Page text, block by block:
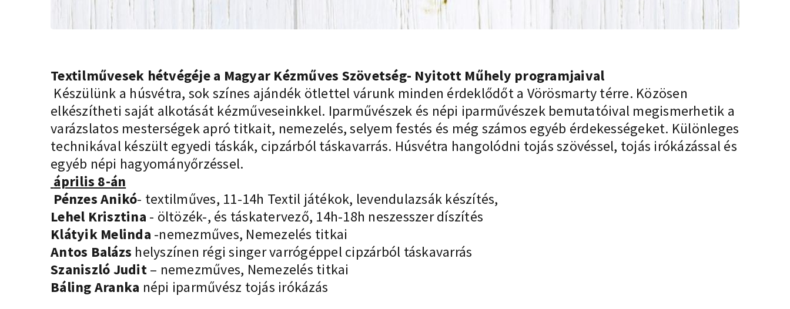
Textilművesek hétvégéje a Magyar Kézműves Szövetség- Nyitott Műhely programjaival
Készülünk a húsvétra, sok színes ajándék ötlettel várunk minden érdeklődőt a Vörösmarty térre. Közösen
elkészítheti saját alkotását kézműveseinkkel. Iparművészek és népi iparművészek bemutatóival megismerhetik a
varázslatos mesterségek apró titkait, nemezelés, selyem festés és még számos egyéb érdekességeket. Különleges
technikával készült egyedi táskák, cipzárból táskavarrás. Húsvétra hangolódni tojás szövéssel, tojás irókázással és
egyéb népi hagyományőrzéssel.
április 8-án
Pénzes Anikó- textilműves, 11-14h Textil játékok, levendulazsák készítés,
Lehel Krisztina - öltözék-, és táskatervező, 14h-18h neszesszer díszítés
Klátyik Melinda -nemezműves, Nemezelés titkai
Antos Balázs helyszínen régi singer varrógéppel cipzárból táskavarrás
Szaniszló Judit– nemezműves, Nemezelés titkai
Báling Aranka népi iparművész tojás irókázás